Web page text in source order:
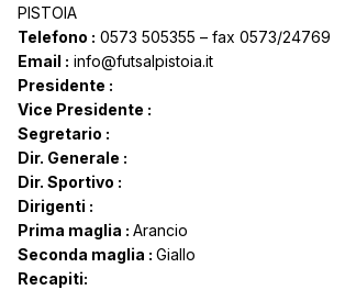
PISTOIA
Telefono : 0573 505355 – fax 0573/24769
Email : info@futsalpistoia.it
Presidente :
Vice Presidente :
Segretario :
Dir. Generale :
Dir. Sportivo :
Dirigenti :
Prima maglia : Arancio
Seconda maglia : Giallo
Recapiti: